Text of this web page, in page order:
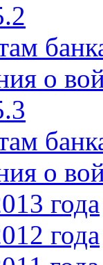
о
о
года
года